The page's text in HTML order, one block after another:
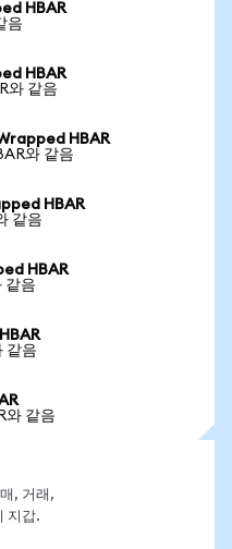
HBAR
음
HBAR
와 같음
HBAR
와 같음
HBAR
같음
HBAR
같음
같음
와 같음
, 거래,
지갑.